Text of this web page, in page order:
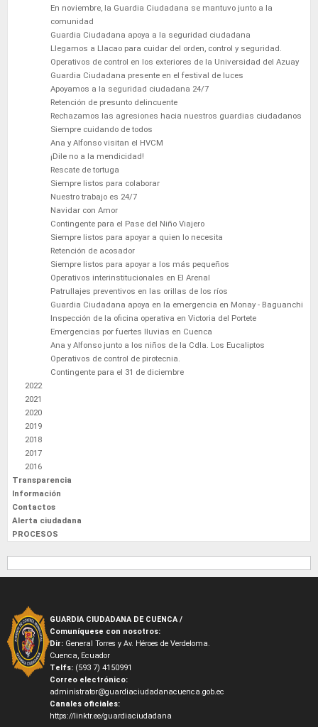
En noviembre, la Guardia Ciudadana se mantuvo junto a la
comunidad
Guardia Ciudadana apoya a la seguridad ciudadana
Llegamos a Llacao para cuidar del orden, control y seguridad.
Operativos de control en los exteriores de la Universidad del Azuay
Guardia Ciudadana presente en el festival de luces
Apoyamos a la seguridad ciudadana 24/7
Retención de presunto delincuente
Rechazamos las agresiones hacia nuestros guardias ciudadanos
Siempre cuidando de todos
Ana y Alfonso visitan el HVCM
¡Dile no a la mendicidad!
Rescate de tortuga
Siempre listos para colaborar
Nuestro trabajo es 24/7
Navidar con Amor
Contingente para el Pase del Niño Viajero
Siempre listos para apoyar a quien lo necesita
Retención de acosador
Siempre listos para apoyar a los más pequeños
Operativos interinstitucionales en El Arenal
Patrullajes preventivos en las orillas de los ríos
Guardia Ciudadana apoya en la emergencia en Monay - Baguanchi
Inspección de la oficina operativa en Victoria del Portete
Emergencias por fuertes lluvias en Cuenca
Ana y Alfonso junto a los niños de la Cdla. Los Eucaliptos
Operativos de control de pirotecnia.
Contingente para el 31 de diciembre
2022
2021
2020
2019
2018
2017
2016
Transparencia
Información
Contactos
Alerta ciudadana
PROCESOS
GUARDIA CIUDADANA DE CUENCA /
Comuníquese con nosotros:
Dir: General Torres y Av. Héroes de Verdeloma.
Cuenca, Ecuador
Telfs: (593 7) 4150991
Correo electrónico:
administrator@guardiaciudadanacuenca.gob.ec
Canales oficiales:
https://linktr.ee/guardiaciudadana